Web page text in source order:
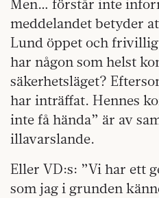
Men… förstår inte
meddelandet betyder
Lund öppet och
har någon som helst
säkerhetsläget?
har inträffat. Hennes
inte få hända” är av
illavarslande.
Eller VD:s: ”Vi har ett
som jag i grunden